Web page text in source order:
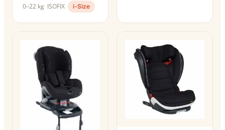
0–22 kg ISOFIX i-Size